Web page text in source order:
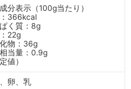
した商品 -----------------
--------------------
⇒【クロワッサン冷凍生
地】 冷凍生地をオーブン
で焼くだけで出来上がる人
気商品。 ・ベイクアップ
生地 ・エリタージュ ・ヴ
ィエノワズリ など、バタ
ーの配合や製造方法が異な
みを入れて、グ
☆ #ダイニング
分表示（100g当たり）
366kcal
く質：8g
22g
物：36g
当量：0.9g
値）
卵、乳